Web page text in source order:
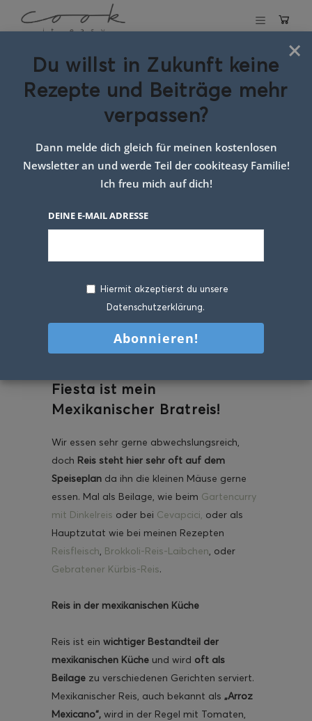
Mexikanischer Bratreis
14. JANUAR 2020
Fiesta, Fiesta Mexicana heut
geb ich für alle ein
großartiges Fest(essen)! Der
Fiesta ist mein
Mexikanischer Bratreis!
Wir essen sehr gerne abwechslungsreich,
doch Reis steht hier sehr oft auf dem
Speiseplan da ihn die kleinen Mäuse gerne
essen. Mal als Beilage, wie beim Gartencurry
mit Dinkelreis oder bei Cevapcici, oder als
Hauptzutat wie bei meinen Rezepten
Reisfleisch, Brokkoli-Reis-Laibchen, oder
Gebratener Kürbis-Reis.
Reis in der mexikanischen Küche
Reis ist ein wichtiger Bestandteil der
mexikanischen Küche und wird oft als
Beilage zu verschiedenen Gerichten serviert.
Mexikanischer Reis, auch bekannt als „Arroz
Mexicano“, wird in der Regel mit Tomaten,
×
Du willst in Zukunft keine
Rezepte und Beiträge mehr
verpassen?
Dann melde dich gleich für meinen kostenlosen
Newsletter an und werde Teil der cookiteasy Familie!
Ich freu mich auf dich!
DEINE E-MAIL ADRESSE
Hiermit akzeptierst du unsere
Datenschutzerklärung.